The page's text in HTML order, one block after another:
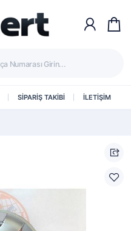
SİPARİŞ TAKİBİ İLETİŞİM